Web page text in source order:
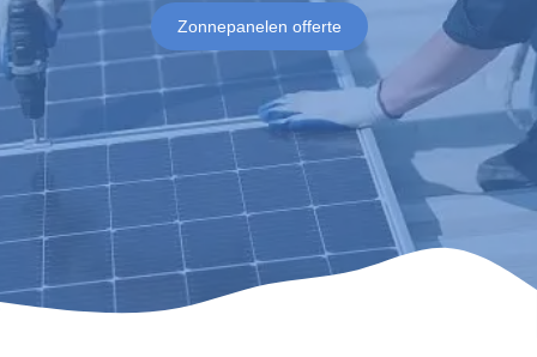
Zonnepanelen offerte